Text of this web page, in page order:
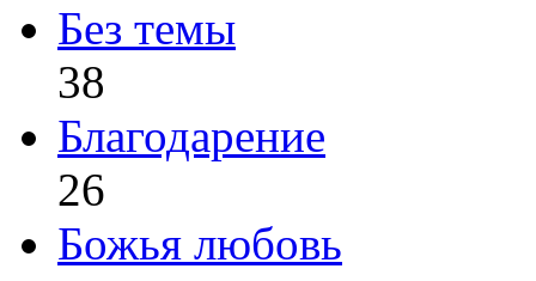
Без темы
38
Благодарение
26
Божья любовь